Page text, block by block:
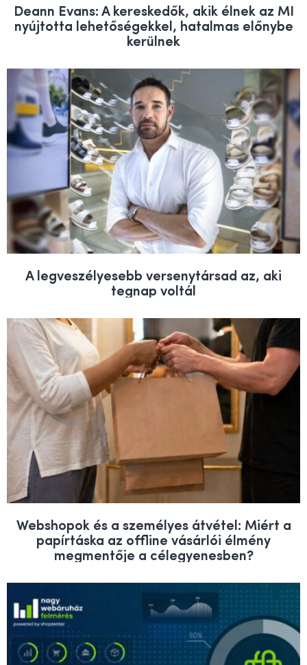
Deann Evans: A kereskedők, akik élnek az MI
nyújtotta lehetőségekkel, hatalmas előnybe
kerülnek
A legveszélyesebb versenytársad az, aki
tegnap voltál
Webshopok és a személyes átvétel: Miért a
papírtáska az offline vásárlói élmény
megmentője a célegyenesben?